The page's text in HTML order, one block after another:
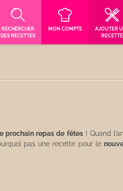
RECHERCHER
DES RECETTES
MON COMPTE
AJOUTER
RECETTE
prochain repas de fêtes! Quand
pas une recette pour le